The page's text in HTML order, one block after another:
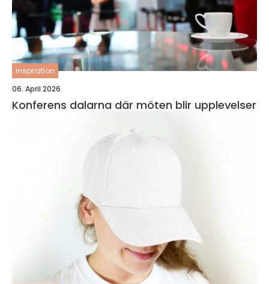
inspiration
06. April 2026
Konferens dalarna där möten blir upplevelser